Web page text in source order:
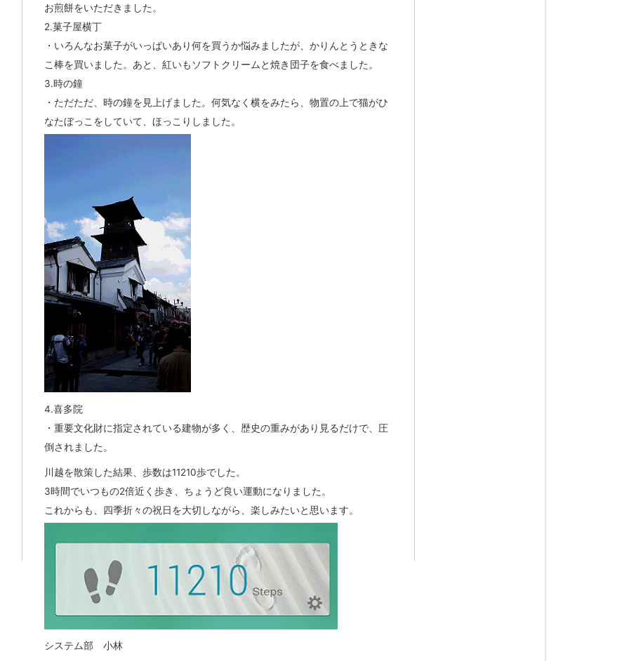
お煎餅をいただきました。
2.菓子屋横丁
・いろんなお菓子がいっぱいあり何を買うか悩みましたが、かりんとうときな
こ棒を買いました。あと、紅いもソフトクリームと焼き団子を食べました。
3.時の鐘
・ただただ、時の鐘を見上げました。何気なく横をみたら、物置の上で猫がひ
なたぼっこをしていて、ほっこりしました。
4.喜多院
・重要文化財に指定されている建物が多く、歴史の重みがあり見るだけで、圧
倒されました。
川越を散策した結果、歩数は11210歩でした。
3時間でいつもの2倍近く歩き、ちょうど良い運動になりました。
これからも、四季折々の祝日を大切しながら、楽しみたいと思います。
システム部 小林